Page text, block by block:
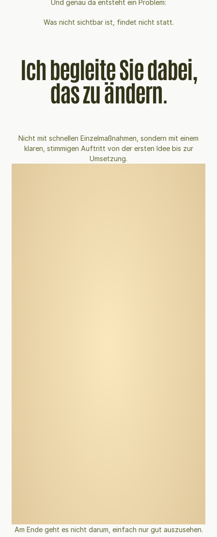
Und genau da entsteht ein Problem:
Was nicht sichtbar ist, findet nicht statt.
Ich begleite Sie dabei,
das zu ändern.
Nicht mit schnellen Einzelmaßnahmen, sondern mit einem
klaren, stimmigen Auftritt von der ersten Idee bis zur
Umsetzung.
Am Ende geht es nicht darum, einfach nur gut auszusehen.